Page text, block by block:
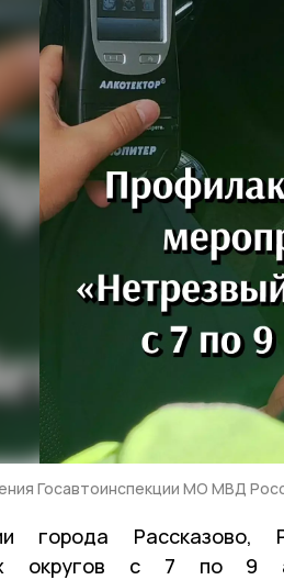
Госавтоинспекции МО МВД
города Рассказово,
округов с 7 по 9